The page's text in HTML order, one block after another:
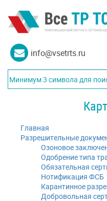
info@vsetrts.ru
Главная
Разрешительные
Озоновое
Одобрение типа
Обязательная
Нотификация ФСБ
Карантинное
Добровольная